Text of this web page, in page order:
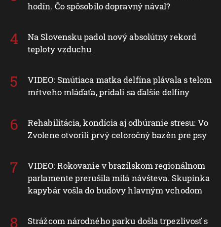
hodín. Čo spôsobilo dopravný nával?
Na Slovensku padol nový absolútny rekord
teploty vzduchu
VIDEO: Smútiaca matka delfína plávala s telom
mŕtveho mláďaťa, pridali sa ďalšie delfíny
Rehabilitácia, kondícia aj odbúranie stresu: Vo
Zvolene otvorili prvý celoročný bazén pre psy
VIDEO: Rokovanie v brazílskom regionálnom
parlamente prerušila milá návšteva. Skupinka
kapybár vošla do budovy hlavným vchodom
Strážcom národného parku došla trpezlivosť s